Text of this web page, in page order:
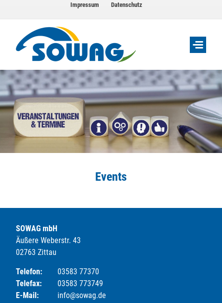
Impressum Datenschutz
Events
SOWAG mbH
Äußere Weberstr. 43
02763 Zittau
Telefon:
03583 77370
Telefax:
03583 773749
E-Mail:
info@sowag.de